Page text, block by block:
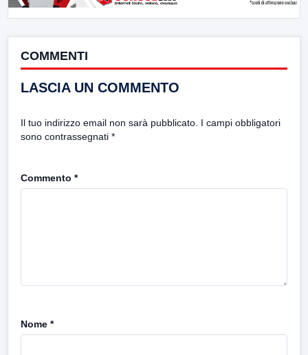
COMMENTI
LASCIA UN COMMENTO
Il tuo indirizzo email non sarà pubblicato. I campi obbligatori
sono contrassegnati *
Commento *
Nome *